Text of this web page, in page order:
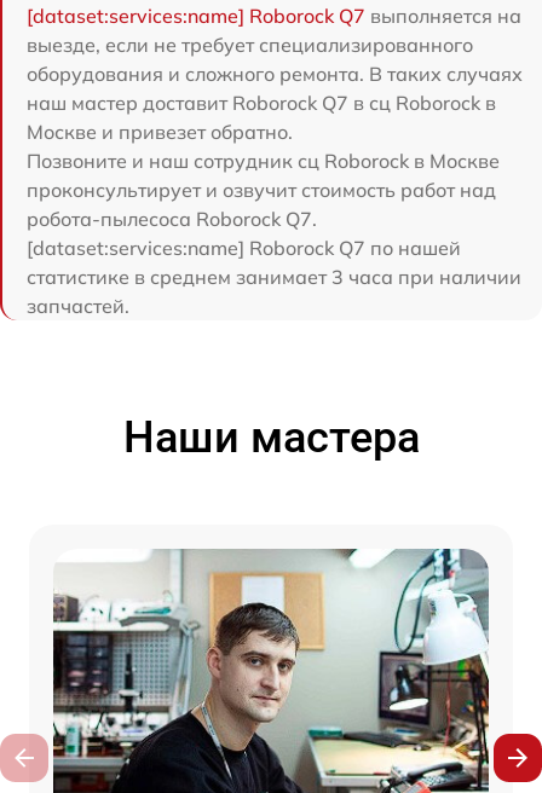
[dataset:services:name] Roborock Q7 выполняется на
выезде, если не требует специализированного
оборудования и сложного ремонта. В таких случаях
наш мастер доставит Roborock Q7 в сц Roborock в
Москве и привезет обратно.
Позвоните и наш сотрудник сц Roborock в Москве
проконсультирует и озвучит стоимость работ над
робота-пылесоса Roborock Q7.
[dataset:services:name] Roborock Q7 по нашей
статистике в среднем занимает 3 часа при наличии
запчастей.
Наши мастера